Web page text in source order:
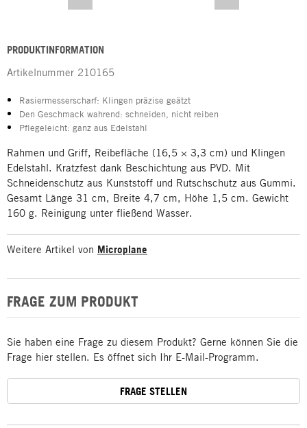
PRODUKTINFORMATION
Artikelnummer 210165
Rasiermesserscharf: Klingen präzise geätzt
Den Geschmack wahrend: schneiden, nicht reiben
Pflegeleicht: ganz aus Edelstahl
Rahmen und Griff, Reibefläche (16,5 × 3,3 cm) und Klingen
Edelstahl. Kratzfest dank Beschichtung aus PVD. Mit
Schneidenschutz aus Kunststoff und Rutschschutz aus Gummi.
Gesamt Länge 31 cm, Breite 4,7 cm, Höhe 1,5 cm. Gewicht
160 g. Reinigung unter fließend Wasser.
Weitere Artikel von Microplane
FRAGE ZUM PRODUKT
Sie haben eine Frage zu diesem Produkt? Gerne können Sie die
Frage hier stellen. Es öffnet sich Ihr E-Mail-Programm.
FRAGE STELLEN